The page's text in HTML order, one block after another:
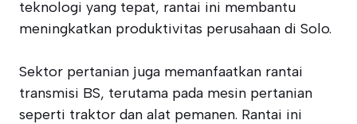
teknologi yang tepat, rantai ini membantu
meningkatkan produktivitas perusahaan di Solo.
Sektor pertanian juga memanfaatkan rantai
transmisi BS, terutama pada mesin pertanian
seperti traktor dan alat pemanen. Rantai ini